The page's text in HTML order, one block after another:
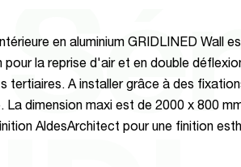
en aluminium GRIDLINED Wall
pour la reprise d'air et en double
tertiaires. A installer grâce à des
La dimension maxi est de 2000 x 800
AldesArchitect pour une finition